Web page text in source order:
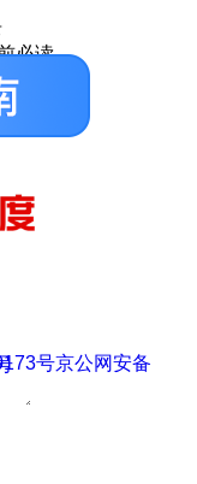
必读
号